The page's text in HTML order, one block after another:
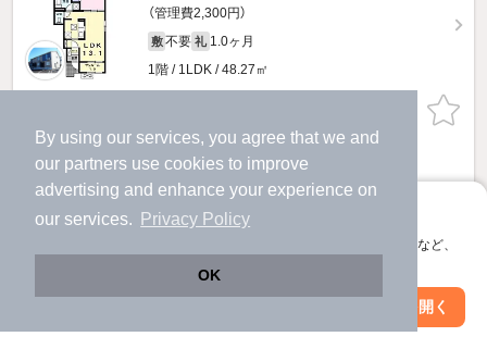
By using our services, you agree that we and
our partners use cookies to improve
advertising and enhance your experience on
our services.
Privacy Policy
OK
アプリに切り替えて、サクサクお部屋探し
会員登録なしですぐ使える。マップ検索やお気に入り保存など、
アプリを開く
（管理費2,300円）
敷 不要 礼 1.0ヶ月
1階 / 1LDK / 48.27㎡
ほか提供
他の人はこんな条件で絞り込んでいます！
人気のこだわり条件
絞り込み条件を変更